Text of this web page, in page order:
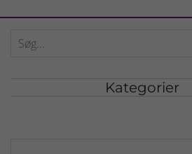
Kategorier